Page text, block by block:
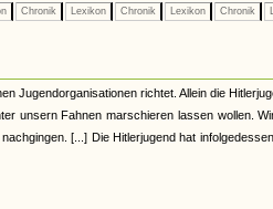
Chronik Lexikon Chronik Lexikon Chronik
Jugendorganisationen richtet. Allein die
unsern Fahnen marschieren lassen wollen.
[...] Die Hitlerjugend hat